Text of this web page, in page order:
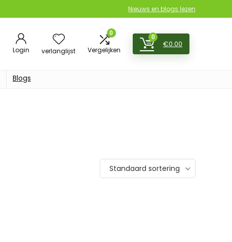
Nieuws en blogs lezen
Login verlanglijst
0
Vergelijken
0
€0.00
Blogs
Standaard sortering